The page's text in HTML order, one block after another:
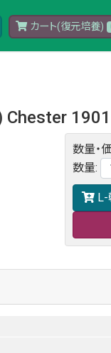
カート(復元培養)
1901
数量・
数量:
L-